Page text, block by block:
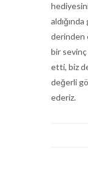
derinden
bir sevinç
etti, biz
değerli
ederiz.